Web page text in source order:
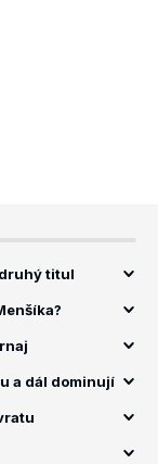
titul
a dál dominují